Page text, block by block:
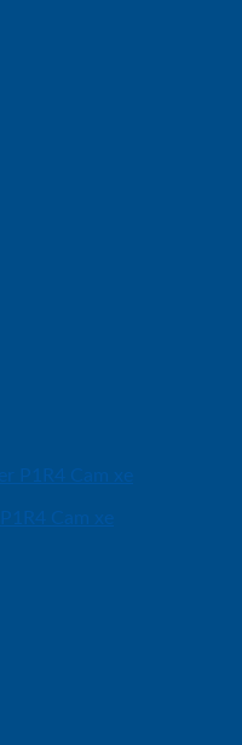
Cam xe